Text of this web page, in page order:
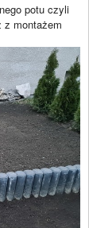
potu czyli
z montażem